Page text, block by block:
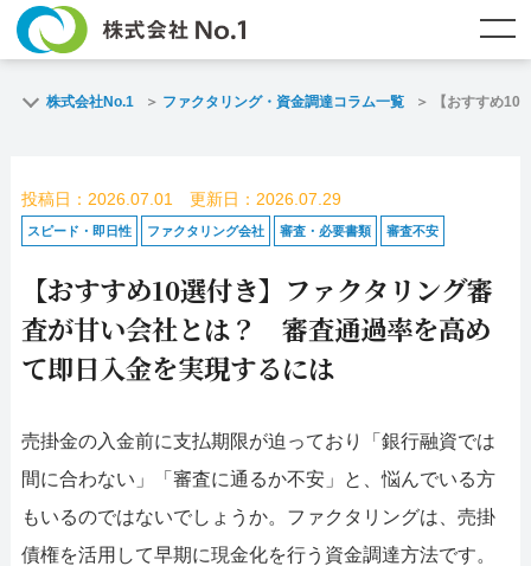
ファクタリングとは？
よくある質問 ファクタリング・資金調達コラム
企業情報 お問い合わせ
名古屋支店HP 福岡支店HP
お問合せ
査定依頼
お問い合わせ
052-414-4107 092-419-2433
株式会社No.1 ファクタリング・資金調達コラム一覧 【おすすめ
投稿日：2026.07.01 更新日：2026.07.29
スピード・即日性 ファクタリング会社 審査・必要書類 審査不安
【おすすめ10選付き】ファクタリング審
査が甘い会社とは？ 審査通過率を高め
て即日入金を実現するには
売掛金の入金前に支払期限が迫っており「銀行融資では
間に合わない」「審査に通るか不安」と、悩んでいる方
もいるのではないでしょうか。ファクタリングは、売掛
債権を活用して早期に現金化を行う資金調達方法です。